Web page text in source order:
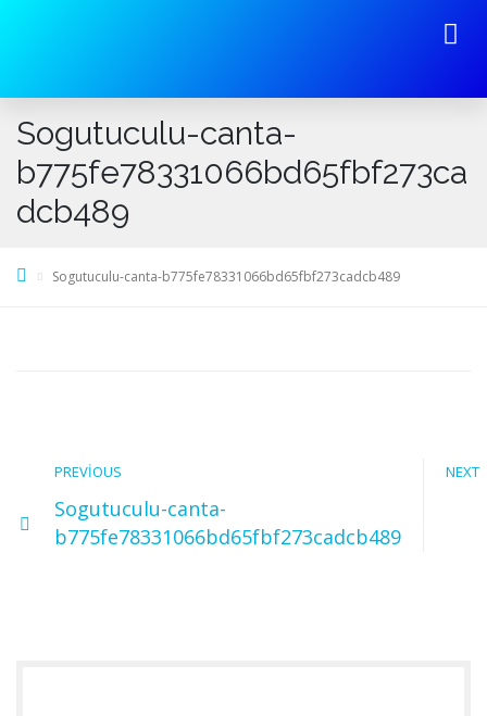
Sogutuculu-canta-
b775fe78331066bd65fbf273ca
dcb489
Sogutuculu-canta-b775fe78331066bd65fbf273cadcb489
PREVIOUS
Sogutuculu-canta-
b775fe78331066bd65fbf273cadcb489
NEXT